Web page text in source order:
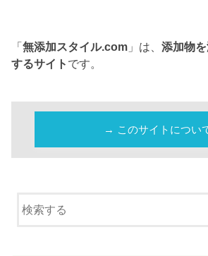
「無添加スタイル.com 」は、添加物
するサイト です。
→ このサイトについ